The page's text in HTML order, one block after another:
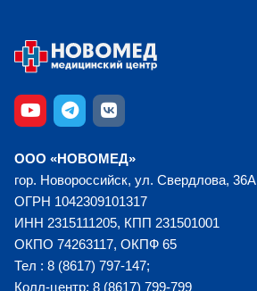
ООО «НОВОМЕД»
гор. Новороссийск, ул. Свердлова, 36А
ОГРН 1042309101317
ИНН 2315111205, КПП 231501001
ОКПО 74263117, ОКПФ 65
Тел : 8 (8617) 797-147;
Колл-центр: 8 (8617) 799-799